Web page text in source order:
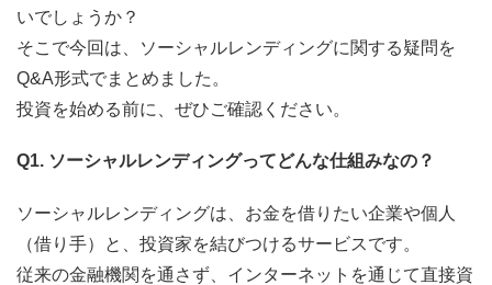
いでしょうか？
そこで今回は、ソーシャルレンディングに関する疑問を
Q&A形式でまとめました。
投資を始める前に、ぜひご確認ください。
Q1. ソーシャルレンディングってどんな仕組みなの？
ソーシャルレンディングは、お金を借りたい企業や個人
（借り手）と、投資家を結びつけるサービスです。
従来の金融機関を通さず、インターネットを通じて直接資